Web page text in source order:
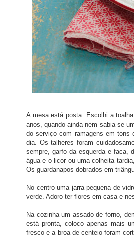
A mesa está posta. Escolhi a
anos, quando ainda nem sabia se
do serviço com ramagens em tons
dia. Os talheres foram
sempre, garfo da esquerda e faca,
água e o licor ou uma colheita
Os guardanapos dobrados em
No centro uma jarra pequena de
verde. Adoro ter flores em casa e
Na cozinha um assado de forno,
está pronta, coloco apenas mais
fresco e a broa de centeio foram